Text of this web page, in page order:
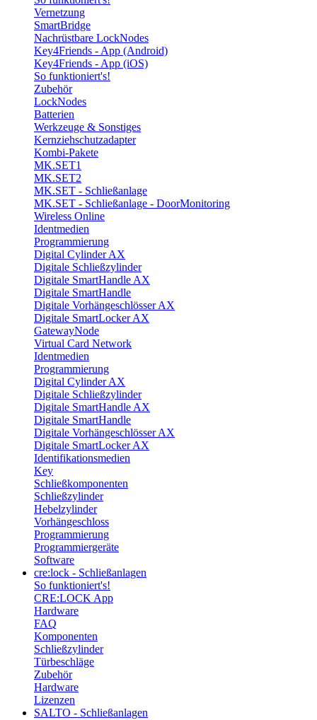
Vernetzung
SmartBridge
Nachrüstbare LockNodes
Key4Friends - App (Android)
Key4Friends - App (iOS)
So funktioniert's!
Zubehör
LockNodes
Batterien
Werkzeuge & Sonstiges
Kernziehschutzadapter
Kombi-Pakete
MK.SET1
MK.SET2
MK.SET - Schließanlage
MK.SET - Schließanlage - DoorMonitoring
Wireless Online
Identmedien
Programmierung
Digital Cylinder AX
Digitale Schließzylinder
Digitale SmartHandle AX
Digitale SmartHandle
Digitale Vorhängeschlösser AX
Digitale SmartLocker AX
GatewayNode
Virtual Card Network
Identmedien
Programmierung
Digital Cylinder AX
Digitale Schließzylinder
Digitale SmartHandle AX
Digitale SmartHandle
Digitale Vorhängeschlösser AX
Digitale SmartLocker AX
Identifikationsmedien
Key
Schließkomponenten
Schließzylinder
Hebelzylinder
Vorhängeschloss
Programmierung
Programmiergeräte
Software
cre:lock - Schließanlagen
So funktioniert's!
CRE:LOCK App
Hardware
FAQ
Komponenten
Schließzylinder
Türbeschläge
Zubehör
Hardware
Lizenzen
SALTO - Schließanlagen